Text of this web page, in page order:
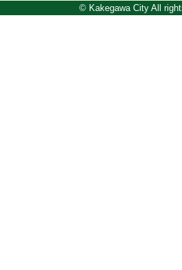
© Kakegawa City All